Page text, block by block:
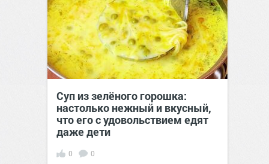
Суп из зелёного горошка:
настолько нежный и вкусный,
что его с удовольствием едят
даже дети
0 0